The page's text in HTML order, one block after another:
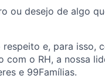
ou desejo de algo
e, para isso,
com o RH, a nossa
e 99Famílias.